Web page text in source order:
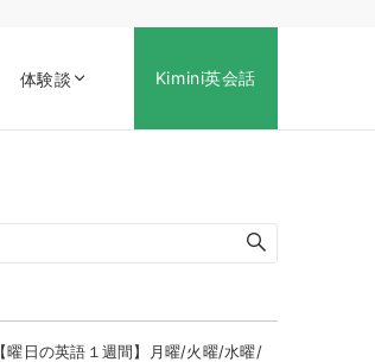
体験談 Kimini英会話
【曜日の英語１週間】月曜/火曜/水曜/